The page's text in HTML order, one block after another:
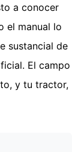
a conocer
el manual lo
sustancial de
El campo
y tu tractor,